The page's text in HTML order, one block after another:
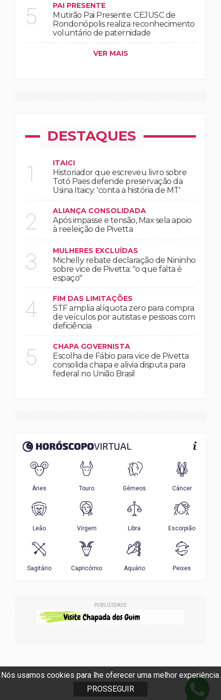
Nós usamos cookies para lhe oferecer uma melhor experiência.
PROSSEGUIR
5 PAI PRESENTE
Mutirão Pai Presente: CEJUSC de
Rondonópolis realiza reconhecimento
voluntário de paternidade
VER MAIS
DESTAQUES
1 ITAICI
Historiador que escreveu livro sobre
Totó Paes defende preservação da
Usina Itaicy: 'conta a história de MT'
2 ALIANÇA CONSOLIDADA
Após impasse e tensão, Max sela apoio
à reeleição de Pivetta
3 MULHERES EXCLUÍDAS
Michelly rebate declaração de Nininho
sobre vice de Pivetta: "o que falta é
espaço"
4 FIM DAS LIMITAÇÕES
STF amplia alíquota zero para compra
de veículos por autistas e pessoas com
deficiência
5 CHAPA GOVERNISTA
Escolha de Fábio para vice de Pivetta
consolida chapa e alivia disputa para
federal no União Brasil
PUBLICIDADE